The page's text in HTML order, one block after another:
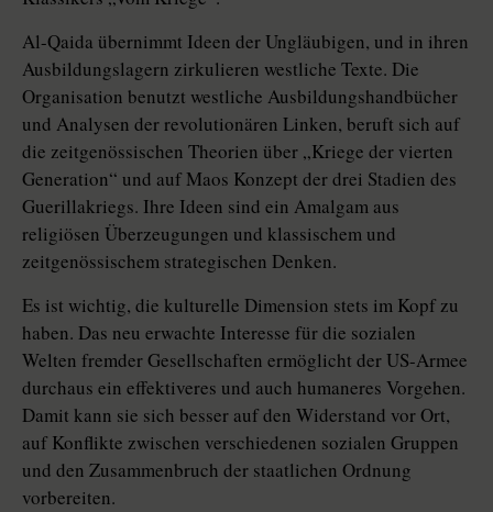
Al-Qaida übernimmt Ideen der Ungläubigen, und in ihren
Ausbildungslagern zirkulieren westliche Texte. Die
Organisation benutzt westliche Ausbildungshandbücher
und Analysen der revolutionären Linken, beruft sich auf
die zeitgenössischen Theorien über „Kriege der vierten
Generation“ und auf Maos Konzept der drei Stadien des
Guerillakriegs. Ihre Ideen sind ein Amalgam aus
religiösen Überzeugungen und klassischem und
zeitgenössischem strategischen Denken.
Es ist wichtig, die kulturelle Dimension stets im Kopf zu
haben. Das neu erwachte Interesse für die sozialen
Welten fremder Gesellschaften ermöglicht der US-Armee
durchaus ein effektiveres und auch humaneres Vorgehen.
Damit kann sie sich besser auf den Widerstand vor Ort,
auf Konflikte zwischen verschiedenen sozialen Gruppen
und den Zusammenbruch der staatlichen Ordnung
vorbereiten.